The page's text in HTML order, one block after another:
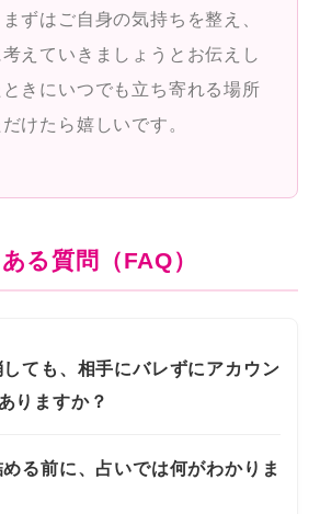
まずはご自身の気持ちを整え、
えていきましょうとお伝えし
きにいつでも立ち寄れる場所
けたら嬉しいです。
る質問（FAQ）
ても、相手にバレずにアカウン
りますか？
る前に、占いでは何がわかりま